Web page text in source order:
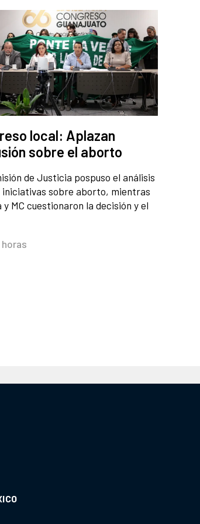
local: Aplazan
sobre el aborto
de Justicia pospuso el análisis
sobre aborto, mientras
y MC cuestionaron la decisión y el